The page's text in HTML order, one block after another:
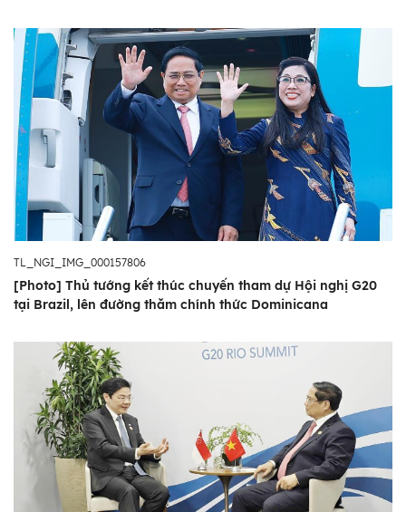
TL_NGI_IMG_000157806
[Photo] Thủ tướng kết thúc chuyến tham dự Hội nghị G20
tại Brazil, lên đường thăm chính thức Dominicana